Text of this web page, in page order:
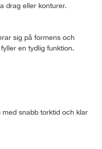
drag eller konturer.
sig på formens och
en tydlig funktion.
snabb torktid och klar